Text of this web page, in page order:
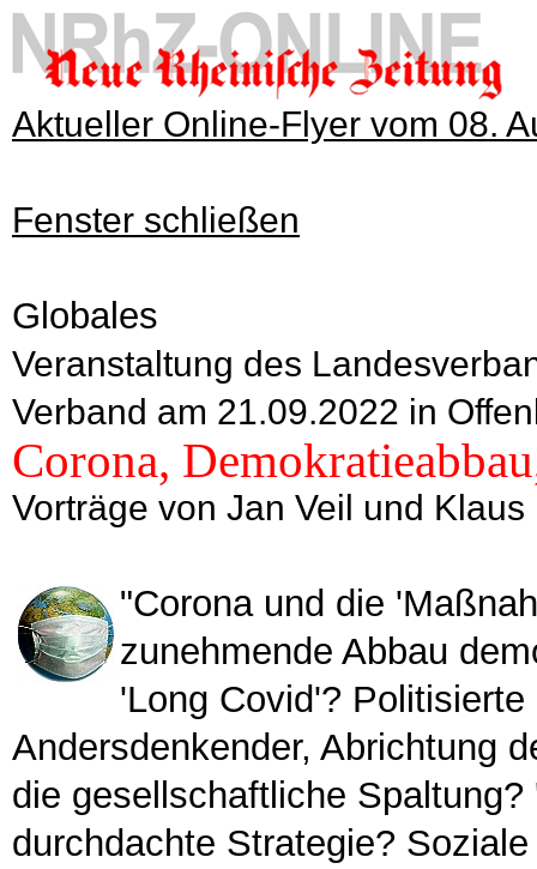
Aktueller Online-Flyer vom 08.
Fenster schließen
Globales
Veranstaltung des
Verband am 21.09.2022 in
Corona,
Vorträge von Jan Veil und Klaus
"Corona und die
zunehmende Abbau
'Long Covid'?
Andersdenkender, Abrichtung
die gesellschaftliche
durchdachte Strategie?